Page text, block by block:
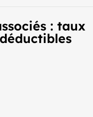
: taux